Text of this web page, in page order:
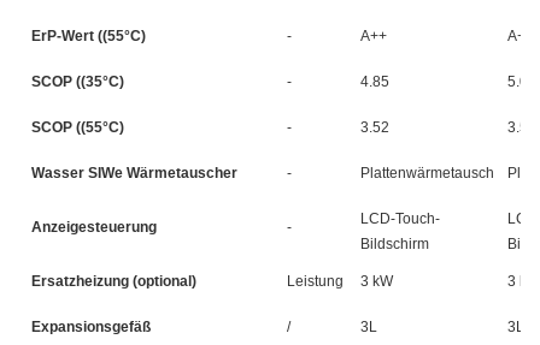
ErP-Wert ((55°C) - A++ A++
SCOP ((35°C) - 4.85 5.07
SCOP ((55°C) - 3.52 3.51
Wasser SIWe Wärmetauscher - Plattenwärmetauscher
Anzeigesteuerung -
LCD-Touch-
Bildschirm
Ersatzheizung (optional) Leistung 3 kW 3 kW
Expansionsgefäß / 3L 3L